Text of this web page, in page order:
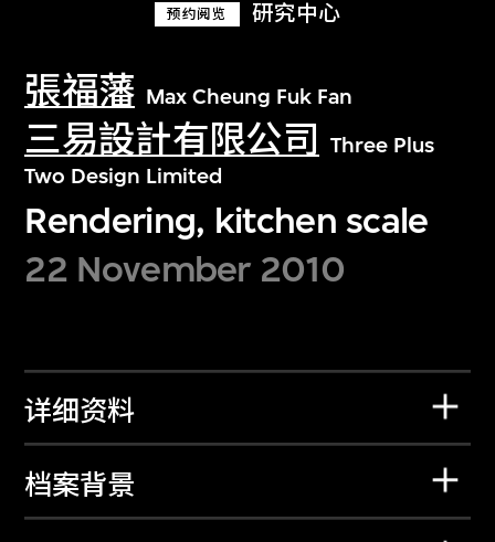
预约阅览 研究中心
張福藩 Max Cheung Fuk Fan
三易設計有限公司
Three Plus
Two Design Limited
Rendering, kitchen scale
22 November 2010
详细资料
档案背景
探索世界顶级的二十及二十一世纪视觉
文化藏品。